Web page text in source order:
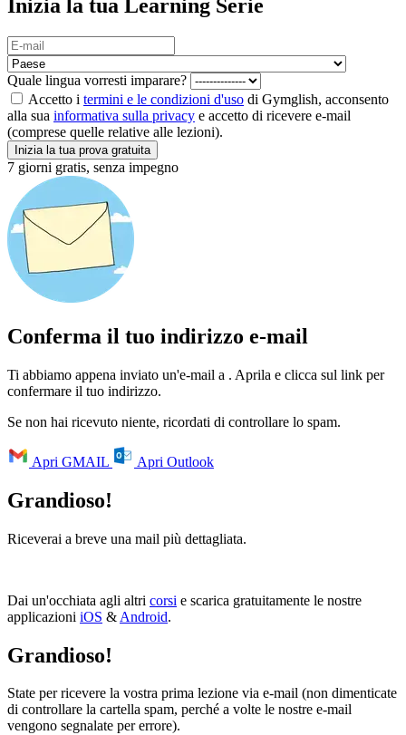
Inizia la tua Learning Serie
Quale lingua vorresti imparare?
Accetto i termini e le condizioni d'uso di Gymglish, acconsento
alla sua informativa sulla privacy e accetto di ricevere e-mail
(comprese quelle relative alle lezioni).
Inizia la tua prova gratuita
7 giorni gratis, senza impegno
Conferma il tuo indirizzo e-mail
Ti abbiamo appena inviato un'e-mail a . Aprila e clicca sul link per
confermare il tuo indirizzo.
Se non hai ricevuto niente, ricordati di controllare lo spam.
Apri GMAIL Apri Outlook
Grandioso!
Riceverai a breve una mail più dettagliata.
Dai un'occhiata agli altri corsi e scarica gratuitamente le nostre
applicazioni iOS & Android.
Grandioso!
State per ricevere la vostra prima lezione via e-mail (non dimenticate
di controllare la cartella spam, perché a volte le nostre e-mail
vengono segnalate per errore).